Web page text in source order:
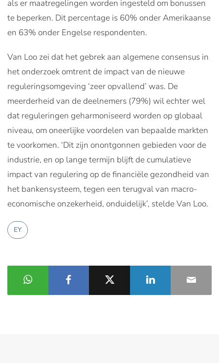
als er maatregelingen worden ingesteld om bonussen
te beperken. Dit percentage is 60% onder Amerikaanse
en 63% onder Engelse respondenten.
Van Loo zei dat het gebrek aan algemene consensus in
het onderzoek omtrent de impact van de nieuwe
reguleringsomgeving ‘zeer opvallend’ was. De
meerderheid van de deelnemers (79%) wil echter wel
dat reguleringen geharmoniseerd worden op globaal
niveau, om oneerlijke voordelen van bepaalde markten
te voorkomen. ‘Dit zijn onontgonnen gebieden voor de
industrie, en op lange termijn blijft de cumulatieve
impact van regulering op de financiële gezondheid van
het bankensysteem, tegen een terugval van macro-
economische onzekerheid, onduidelijk’, stelde Van Loo.
EY